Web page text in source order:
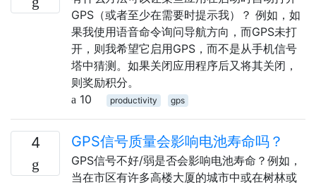
GPS（或者至少在需要时提示我）？ 例如，如
果我使用语音命令询问导航方向，而GPS未打
开，则我希望它启用GPS，而不是从手机信号
塔中猜测。如果关闭应用程序后又将其关闭，
则奖励积分。
10
productivity gps
4 GPS信号质量会影响电池寿命吗？
GPS信号不好/弱是否会影响电池寿命？例如，
当在市区有许多高楼大厦的城市中或在树林或